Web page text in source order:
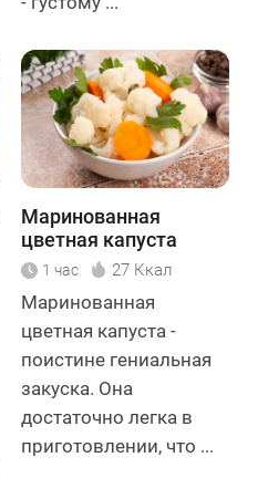
Маринованная
цветная капуста
1 час 27 Ккал
Маринованная
цветная капуста -
поистине гениальная
закуска. Она
достаточно легка в
приготовлении, что ...